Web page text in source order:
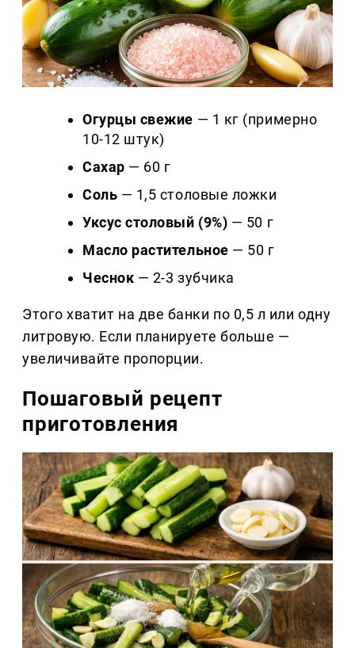
Огурцы свежие — 1 кг (примерно
10-12 штук)
Сахар — 60 г
Соль — 1,5 столовые ложки
Уксус столовый (9%) — 50 г
Масло растительное — 50 г
Чеснок — 2-3 зубчика
Этого хватит на две банки по 0,5 л или одну
литровую. Если планируете больше —
увеличивайте пропорции.
Пошаговый рецепт
приготовления